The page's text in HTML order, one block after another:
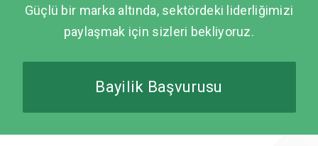
Güçlü bir marka altında, sektördeki liderliğimizi
paylaşmak için sizleri bekliyoruz.
Bayilik Başvurusu